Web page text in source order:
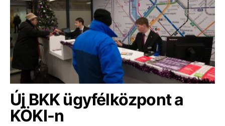
Új BKK ügyfélközpont a
KÖKI-n